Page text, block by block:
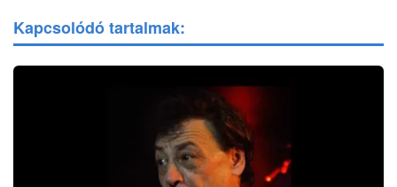
Kapcsolódó tartalmak: